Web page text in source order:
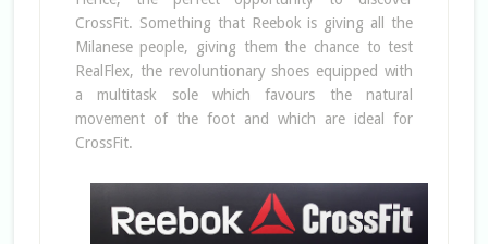
CrossFit. Something that Reebok is giving all the
Milanese people, giving them the chance to test
RealFlex, the revoluntionary shoes equipped with
a multitask sole which favours the natural
movement of the foot and which are ideal for
CrossFit.